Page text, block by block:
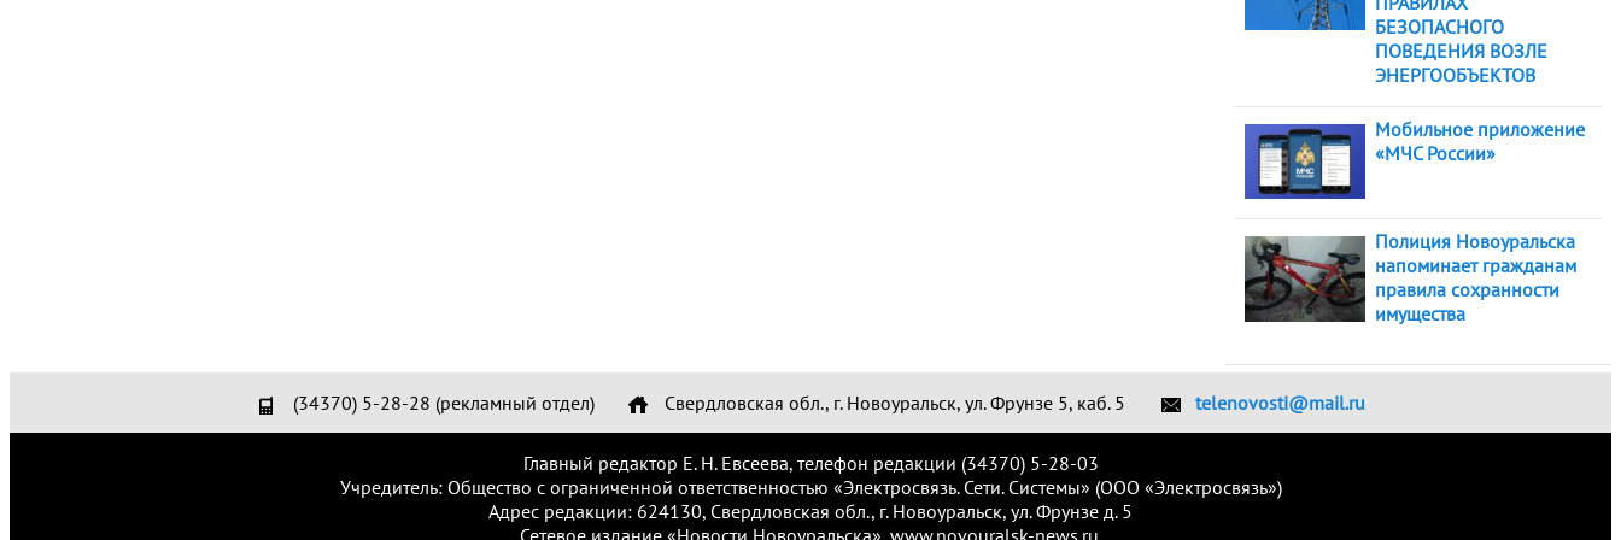
БЕЗОПАСНОГО
ПОВЕДЕНИЯ ВОЗЛЕ
ЭНЕРГООБЪЕКТОВ
Мобильное приложение
«МЧС России»
Полиция Новоуральска
напоминает гражданам
правила сохранности
имущества
(34370) 5-28-28 (рекламный отдел) Свердловская обл., г. Новоуральск, ул. Фрунзе 5, каб. 5 telenovosti@mail.ru
Главный редактор Е. Н. Евсеева, телефон редакции (34370) 5-28-03
Учредитель: Общество с ограниченной ответственностью «Электросвязь. Сети. Системы» (ООО «Электросвязь»)
Адрес редакции: 624130, Свердловская обл., г. Новоуральск, ул. Фрунзе д. 5